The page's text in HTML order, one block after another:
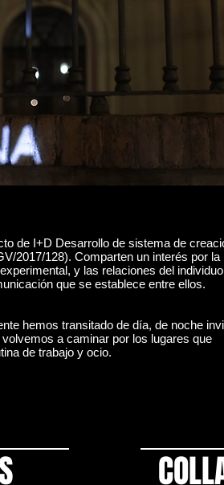
de I+D Desarrollo de sistema de
2017/128). Comparten un interés por la
y las relaciones del
que se establece entre ellos.
hemos transitado de día, de noche
a caminar por los lugares que
de trabajo y ocio.